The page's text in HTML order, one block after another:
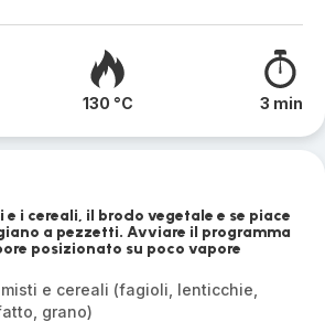
130 °C 3 min
i cereali, il brodo vegetale e se piace
a pezzetti. Avviare il programma
posizionato su poco vapore
e cereali (fagioli, lenticchie,
grano)